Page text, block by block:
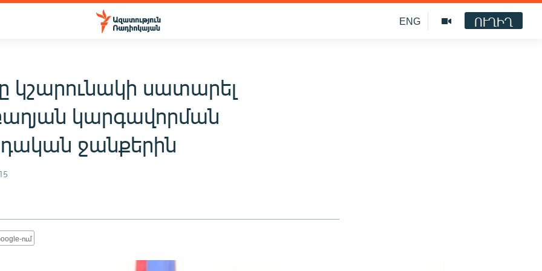
ENG ՈՒՂԻՂ
կշարունակի սատարել
կարգավորման
ջանքերին
ում